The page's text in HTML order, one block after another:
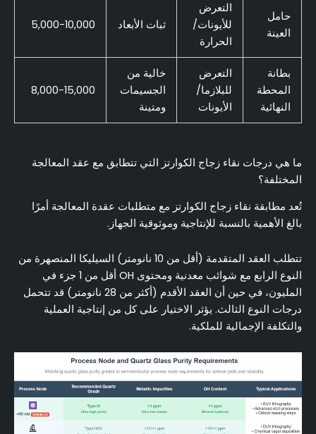
حامل
العينة
التعرض
للأيونات/
الحرارة
ثبات الأبعاد 5,000-10,000
بطانة
المحطة
النهائية
التعرض
للبلازما/
الأيونات
خالية من
الجسيمات
ومتينة
8,000-15,000
ما هي درجات نقاء زجاج الكوارتز التي تتطابق مع عقد المعالجة
المختلفة؟
تُعد مطابقة نقاء زجاج الكوارتز مع متطلبات عقدة المعالجة أمرًا
بالغ الأهمية بالنسبة للإنتاجية وموثوقية الجهاز.
تتطلب العقد المتقدمة (أقل من 10 نانومتر) السيليكا المنصهرة من
النوع الرابع مع شوائب معدنية ومحتوى OH أقل من 1 جزء في
المليون، في حين أن العقد الأقدم (أكثر من 28 نانومتر) قد تتحمل
درجات النوع الثالث. يؤثر الاختيار على كل من إنتاجية العملية
والتكلفة الإجمالية للملكية.